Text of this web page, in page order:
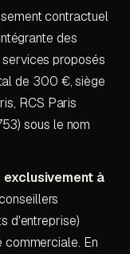
contractuel
des
proposés
de 300 €, siège
RCS Paris
sous le nom
exclusivement à
d'entreprise)
En